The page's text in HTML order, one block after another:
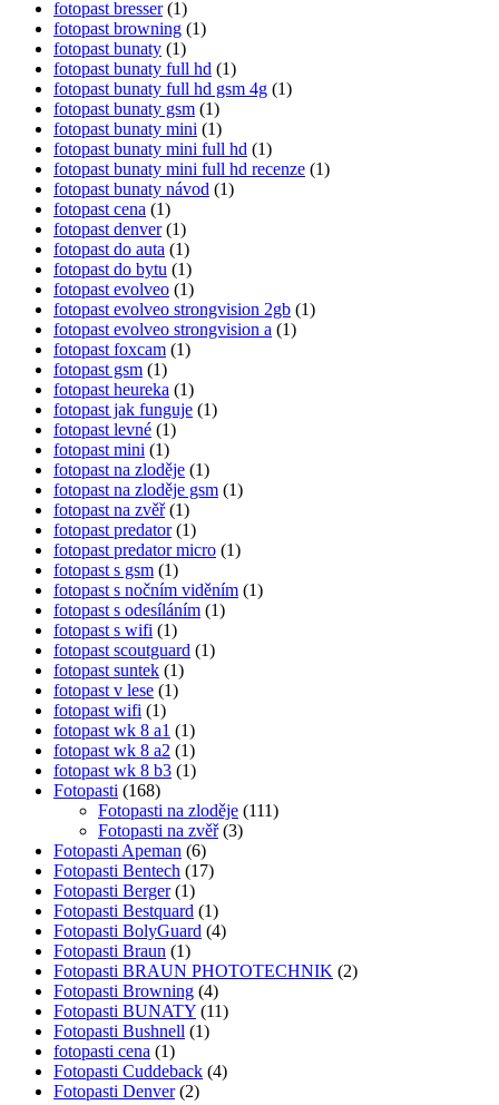
fotopast bresser(1)
fotopast browning (1)
fotopast bunaty (1)
fotopast bunaty full hd (1)
fotopast bunaty full hd gsm 4g (1)
fotopast bunaty gsm (1)
fotopast bunaty mini (1)
fotopast bunaty mini full hd (1)
fotopast bunaty mini full hd recenze (1)
fotopast bunaty návod (1)
fotopast cena (1)
fotopast denver(1)
fotopast do auta (1)
fotopast do bytu (1)
fotopast evolveo (1)
fotopast evolveo strongvision 2gb (1)
fotopast evolveo strongvision a (1)
fotopast foxcam (1)
fotopast gsm (1)
fotopast heureka (1)
fotopast jak funguje (1)
fotopast levné (1)
fotopast mini (1)
fotopast na zloděje (1)
fotopast na zloděje gsm (1)
fotopast na zvěř(1)
fotopast predator(1)
fotopast predator micro (1)
fotopast s gsm (1)
fotopast s nočním viděním (1)
fotopast s odesíláním (1)
fotopast s wifi (1)
fotopast scoutguard (1)
fotopast suntek (1)
fotopast v lese (1)
fotopast wifi (1)
fotopast wk 8 a1 (1)
fotopast wk 8 a2 (1)
fotopast wk 8 b3 (1)
Fotopasti (168)
Fotopasti na zloděje (111)
Fotopasti na zvěř(3)
Fotopasti Apeman (6)
Fotopasti Bentech (17)
Fotopasti Berger(1)
Fotopasti Bestquard (1)
Fotopasti BolyGuard (4)
Fotopasti Braun (1)
Fotopasti BRAUN PHOTOTECHNIK (2)
Fotopasti Browning (4)
Fotopasti BUNATY (11)
Fotopasti Bushnell (1)
fotopasti cena (1)
Fotopasti Cuddeback (4)
Fotopasti Denver(2)